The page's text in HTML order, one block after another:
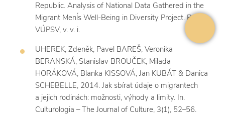
Republic. Analysis of National Data Gathered in the
Migrant Menĺs Well-Being in Diversity Project. Praha:
VÚPSV, v. v. i.
UHEREK, Zdeněk, Pavel BAREŠ, Veronika
BERANSKÁ, Stanislav BROUČEK, Milada
HORÁKOVÁ, Blanka KISSOVÁ, Jan KUBÁT & Danica
SCHEBELLE, 2014. Jak sbírat údaje o migrantech
a jejich rodinách: možnosti, výhody a limity. In.
Culturologia – The Journal of Culture, 3(1), 52–56.